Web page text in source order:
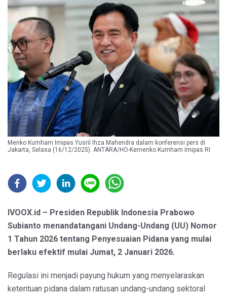
Menko Kumham Imipas Yusril Ihza Mahendra dalam konferensi pers di
Jakarta, Selasa (16/12/2025). ANTARA/HO-Kemenko Kumham Imipas RI
IVOOX.id – Presiden Republik Indonesia Prabowo
Subianto menandatangani Undang-Undang (UU) Nomor
1 Tahun 2026 tentang Penyesuaian Pidana yang mulai
berlaku efektif mulai Jumat, 2 Januari 2026.
Regulasi ini menjadi payung hukum yang menyelaraskan
ketentuan pidana dalam ratusan undang-undang sektoral